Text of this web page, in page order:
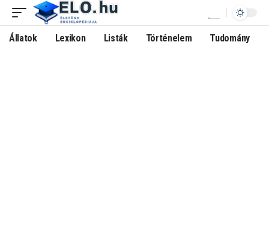
Állatok Lexikon Listák Történelem Tudomány